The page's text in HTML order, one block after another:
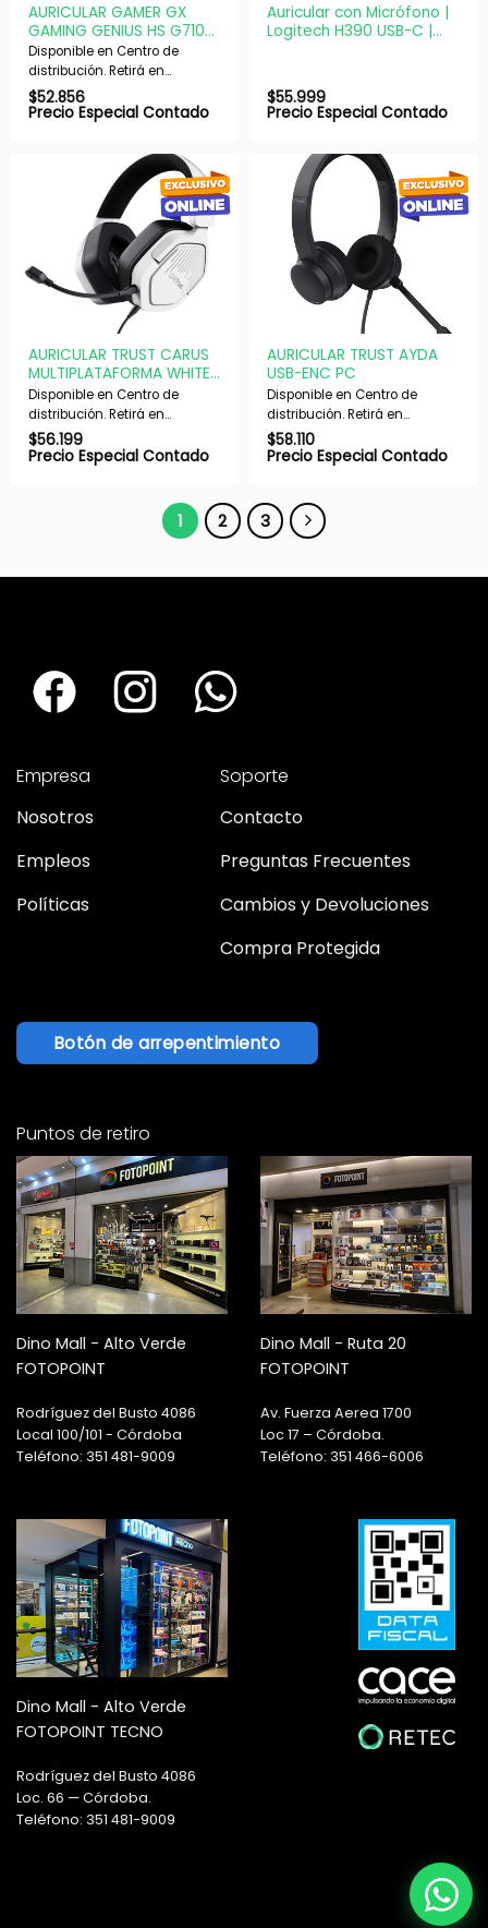
AURICULAR GAMER GX
GAMING GENIUS HS G710V
BLACK
Disponible en Centro de
distribución. Retirá en
nuestras sucursales en 48 hs
hábiles. Si es con envío,
$52.856
Precio Especial Contado
Auricular con Micrófono |
Logitech H390 USB-C |
$55.999
Precio Especial Contado
AURICULAR TRUST CARUS
MULTIPLATAFORMA WHITE
GXT492W
Disponible en Centro de
distribución. Retirá en
nuestras sucursales en 48 hs
hábiles. Si es con envío,
$56.199
Precio Especial Contado
AURICULAR TRUST AYDA
USB-ENC PC
Disponible en Centro de
distribución. Retirá en
nuestras sucursales en 48 hs
hábiles. Si es con envío,
$58.110
Precio Especial Contado
1 2 3
Empresa
Nosotros
Empleos
Políticas
Soporte
Contacto
Preguntas Frecuentes
Cambios y Devoluciones
Compra Protegida
Botón de arrepentimiento
Puntos de retiro
Dino Mall - Alto Verde
FOTOPOINT
Rodríguez del Busto 4086
Local 100/101 - Córdoba
Teléfono: 351 481-9009
Dino Mall - Ruta 20
FOTOPOINT
Av. Fuerza Aerea 1700
Loc 17 – Córdoba.
Teléfono: 351 466-6006
Dino Mall - Alto Verde
FOTOPOINT TECNO
Rodríguez del Busto 4086
Loc. 66 — Córdoba.
Teléfono: 351 481-9009